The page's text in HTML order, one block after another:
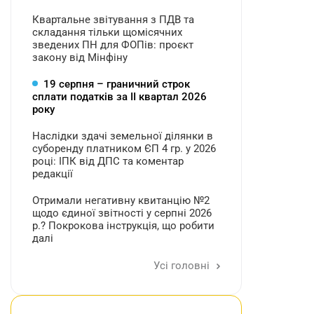
Квартальне звітування з ПДВ та
складання тільки щомісячних
зведених ПН для ФОПів: проєкт
закону від Мінфіну
19 серпня – граничний строк
сплати податків за ІI квартал 2026
року
Наслідки здачі земельної ділянки в
суборенду платником ЄП 4 гр. у 2026
році: ІПК від ДПС та коментар
редакції
Отримали негативну квитанцію №2
щодо єдиної звітності у серпні 2026
р.? Покрокова інструкція, що робити
далі
Усі головні